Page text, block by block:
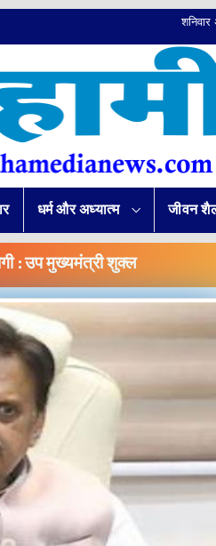
धर्म और अध्यात्म जीवन
: उप मुख्यमंत्री शुक्ल